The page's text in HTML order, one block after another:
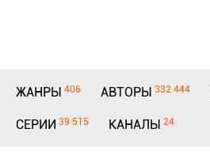
ЖАНРЫ 406 АВТОРЫ 332 444
СЕРИИ 39 515 КАНАЛЫ 24